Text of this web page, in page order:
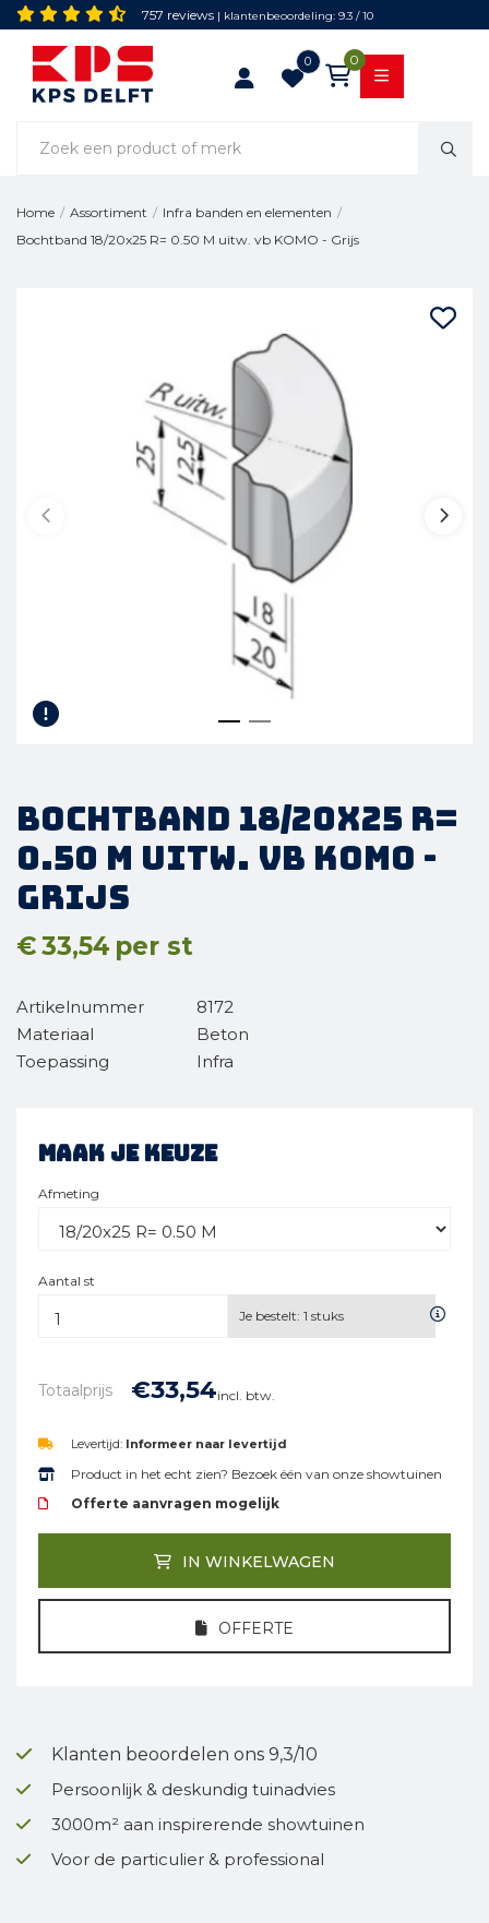
757 reviews | klantenbeoordeling: 9.3 / 10
0 0
Home / Assortiment / Infra banden en elementen /
Bochtband 18/20x25 R= 0.50 M uitw. vb KOMO - Grijs
Bochtband 18/20x25 R=
0.50 M uitw. vb KOMO -
Grijs
€33,54 per st
Artikelnummer
8172
Materiaal
Beton
Toepassing
Infra
Maak je keuze
Afmeting
Aantal st
Je bestelt: 1 stuks
Totaalprijs €33,54incl. btw.
Levertijd: Informeer naar levertijd
Product in het echt zien? Bezoek één van onze showtuinen
Offerte aanvragen mogelijk
IN WINKELWAGEN
OFFERTE
Klanten beoordelen ons 9,3/10
Persoonlijk & deskundig tuinadvies
3000m² aan inspirerende showtuinen
Voor de particulier & professional